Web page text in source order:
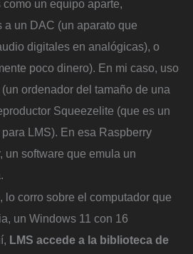
un equipo aparte,
un DAC (un aparato que
digitales en analógicas), o
poco dinero). En mi caso, uso
ordenador del tamaño de una
Squeezelite (que es un
LMS). En esa Raspberry
un software que emula un
lo corro sobre el computador que
un Windows 11 con 16
LMS accede a la biblioteca de